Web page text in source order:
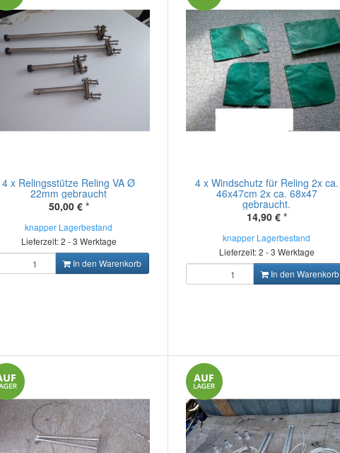
4 x Relingsstütze Reling VA Ø
22mm gebraucht
50,00 € *
knapper Lagerbestand
Lieferzeit: 2 - 3 Werktage
In den Warenkorb
4 x Windschutz für Reling 2x ca.
46x47cm 2x ca. 68x47
gebraucht.
14,90 € *
knapper Lagerbestand
Lieferzeit: 2 - 3 Werktage
In den Warenkorb